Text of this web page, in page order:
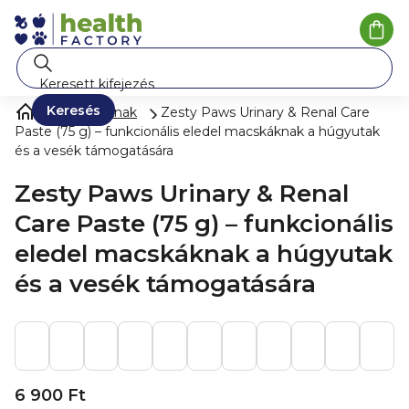
tartalomhoz
Keresés
Kisállatoknak
Zesty Paws Urinary & Renal Care
Paste (75 g) – funkcionális eledel macskáknak a húgyutak
és a vesék támogatására
Zesty Paws Urinary & Renal
Care Paste (75 g) – funkcionális
eledel macskáknak a húgyutak
és a vesék támogatására
6 900 Ft